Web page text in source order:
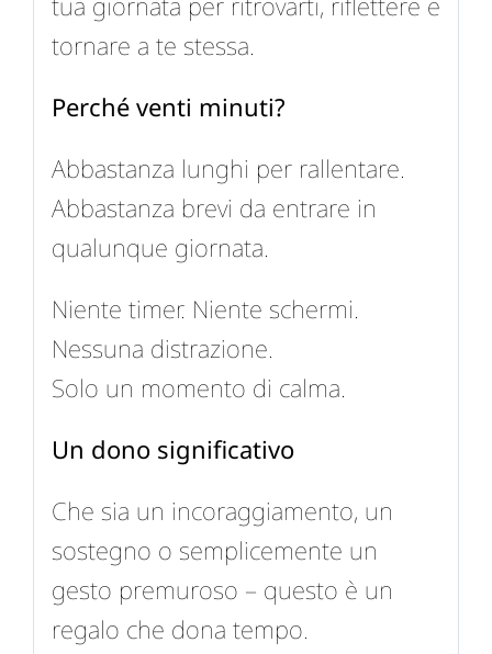
tornare a te stessa.
Perché venti minuti?
Abbastanza lunghi per rallentare.
Abbastanza brevi da entrare in
qualunque giornata.
Niente timer. Niente schermi.
Nessuna distrazione.
Solo un momento di calma.
Un dono significativo
Che sia un incoraggiamento, un
sostegno o semplicemente un
gesto premuroso – questo è un
regalo che dona tempo.